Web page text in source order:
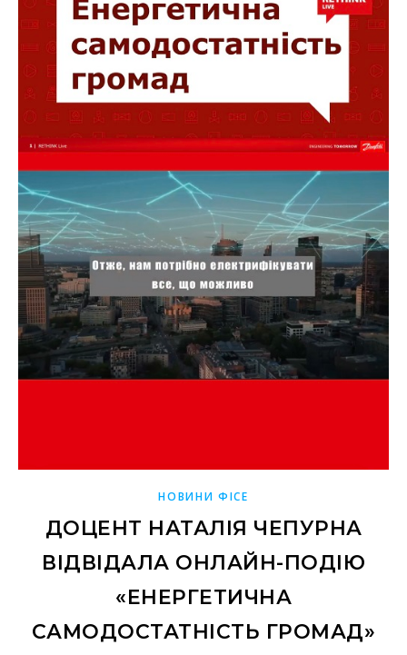
НОВИНИ ФІСЕ
ДОЦЕНТ НАТАЛІЯ ЧЕПУРНА
ВІДВІДАЛА ОНЛАЙН-ПОДІЮ
«ЕНЕРГЕТИЧНА
САМОДОСТАТНІСТЬ ГРОМАД»